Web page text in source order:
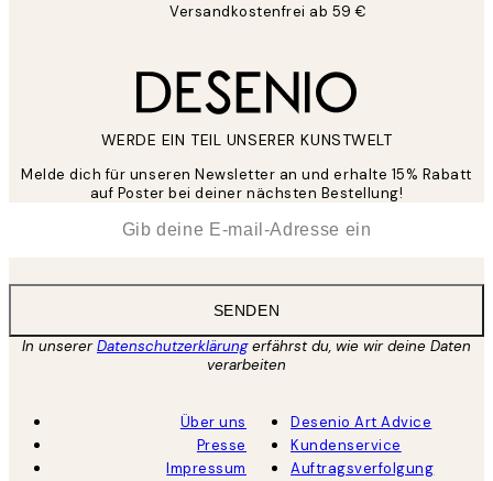
Versandkostenfrei ab 59 €
WERDE EIN TEIL UNSERER KUNSTWELT
Melde dich für unseren Newsletter an und erhalte 15% Rabatt
auf Poster bei deiner nächsten Bestellung!
SENDEN
In unsererDatenschutzerklärungerfährst du, wie wir deine Daten
verarbeiten
Über uns
Presse
Impressum
Desenio Art Advice
Kundenservice
Auftragsverfolgung